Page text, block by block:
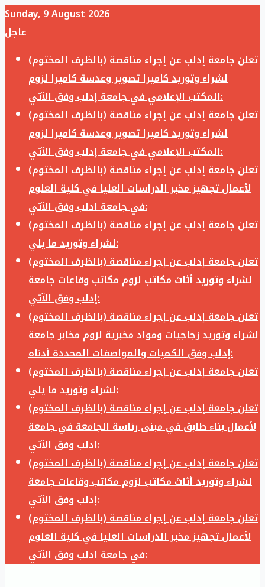
Sunday, 9 August 2026
عاجل
تعلن جامعة إدلب عن إجراء مناقصة (بالظرف المختوم)
لشراء وتوريد كاميرا تصوير وعدسة كاميرا لزوم
المكتب الإعلامي في جامعة إدلب وفق الآتي:
تعلن جامعة إدلب عن إجراء مناقصة (بالظرف المختوم)
لشراء وتوريد كاميرا تصوير وعدسة كاميرا لزوم
المكتب الإعلامي في جامعة إدلب وفق الآتي:
تعلن جامعة إدلب عن إجراء مناقصة (بالظرف المختوم)
لأعمال تجهيز مخبر الدراسات العليا في كلية العلوم
في جامعة ادلب وفق الآتي:
تعلن جامعة إدلب عن إجراء مناقصة (بالظرف المختوم)
لشراء وتوريد ما يلي:
تعلن جامعة إدلب عن إجراء مناقصة (بالظرف المختوم)
لشراء وتوريد أثاث مكاتب لزوم مكاتب وقاعات جامعة
إدلب وفق الآتي:
تعلن جامعة إدلب عن إجراء مناقصة (بالظرف المختوم)
لشراء وتوريد زجاجيات ومواد مخبرية لزوم مخابر جامعة
إدلب وفق الكميات والمواصفات المحددة أدناه:
تعلن جامعة إدلب عن إجراء مناقصة (بالظرف المختوم)
لشراء وتوريد ما يلي:
تعلن جامعة إدلب عن إجراء مناقصة (بالظرف المختوم)
لأعمال بناء طابق في مبنى رئاسة الجامعة في جامعة
ادلب وفق الآتي:
تعلن جامعة إدلب عن إجراء مناقصة (بالظرف المختوم)
لشراء وتوريد أثاث مكاتب لزوم مكاتب وقاعات جامعة
إدلب وفق الآتي:
تعلن جامعة إدلب عن إجراء مناقصة (بالظرف المختوم)
لأعمال تجهيز مخبر الدراسات العليا في كلية العلوم
في جامعة ادلب وفق الآتي: